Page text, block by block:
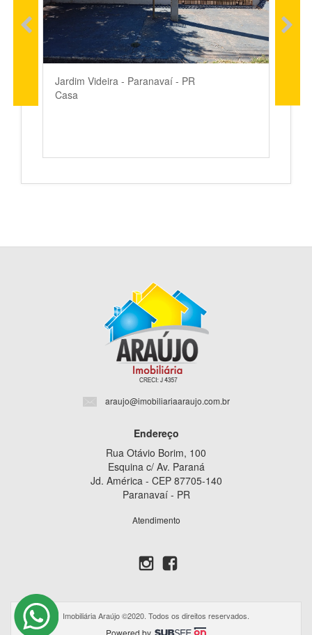
Jardim Videira - Paranavaí - PR
Casa
araujo@imobiliariaaraujo.com.br
Endereço
Rua Otávio Borim, 100
Esquina c/ Av. Paraná
Jd. América - CEP 87705-140
Paranavaí - PR
Atendimento
Imobiliária Araújo ©2020. Todos os direitos reservados.
Powered by